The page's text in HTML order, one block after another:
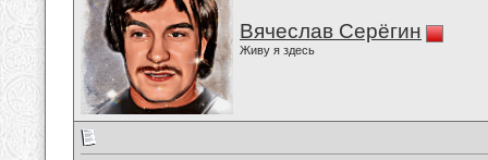
Вячеслав Серёгин
Живу я здесь